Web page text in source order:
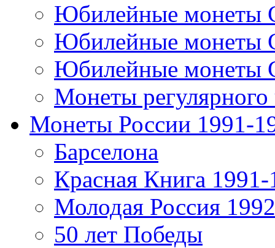
Юбилейные монеты
Юбилейные
Юбилейные
Монеты
Монеты России 1991-
Барселона
Красная Книга 1991-
Молодая Россия
50 лет Победы